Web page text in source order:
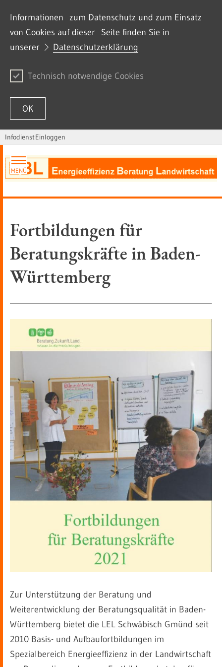
Informationen zum Datenschutz und zum Einsatz
von Cookies auf dieser Seite finden Sie in
unserer
Datenschutzerklärung
Technisch notwendige Cookies
OK
Zum Inhalt springen
InfodienstEinloggen
MENÜ
Fortbildungen für
Beratungskräfte in Baden-
Württemberg
Zur Unterstützung der Beratung und
Weiterentwicklung der Beratungsqualität in Baden-
Württemberg bietet die LEL Schwäbisch Gmünd seit
2010 Basis- und Aufbaufortbildungen im
Spezialbereich Energieeffizienz in der Landwirtschaft